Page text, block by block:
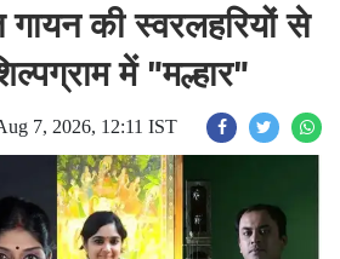
गायन की स्वरलहरियों से
में "मल्हार"
7, 2026, 12:11 IST